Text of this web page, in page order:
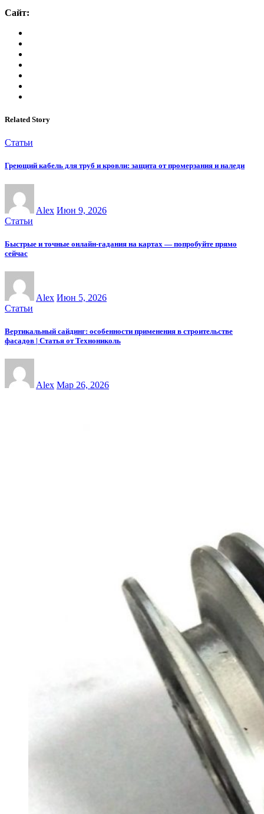
Сайт:
Related Story
Статьи
Греющий кабель для труб и кровли: защита от промерзания и наледи
Alex Июн 9, 2026
Статьи
Быстрые и точные онлайн-гадания на картах — попробуйте прямо
сейчас
Alex Июн 5, 2026
Статьи
Вертикальный сайдинг: особенности применения в строительстве
фасадов | Статья от Технониколь
Alex Мар 26, 2026